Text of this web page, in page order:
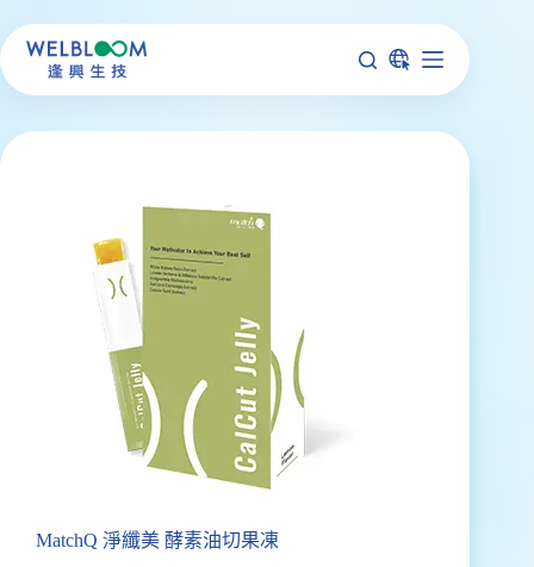
至
主
容
MatchQ 淨纖美 酵素油切果凍